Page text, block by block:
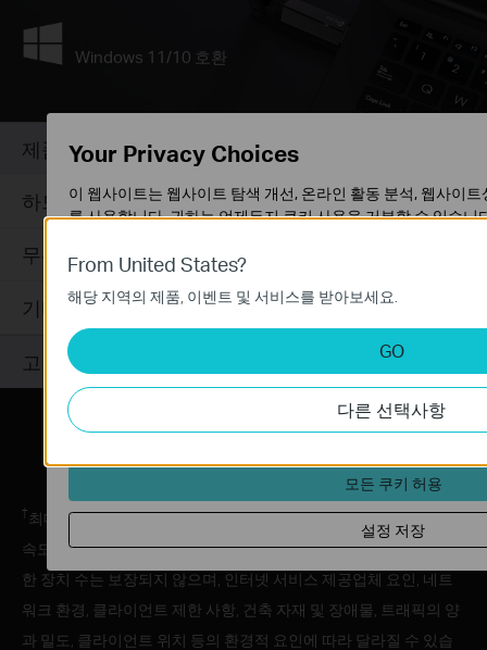
Windows 11/10 호환
제품 사양
하드웨어 사양
무선 기능
기타
고객지원
† 최대 무선 신호 속도는 IEEE 표준 802.11 사양에서 파생된 물리적
속도입니다. 실제 무선 데이터 처리량, 무선 커버리지 및 연결 가능
한 장치 수는 보장되지 않으며, 인터넷 서비스 제공업체 요인, 네트
워크 환경, 클라이언트 제한 사항, 건축 자재 및 장애물, 트래픽의 양
과 밀도, 클라이언트 위치 등의 환경적 요인에 따라 달라질 수 있습
From United States?
해당 지역의 제품, 이벤트 및 서비스를 받아보세요.
GO
다른 선택사항
Your Privacy Choices
이 웹사이트는 웹사이트 탐색 개선, 온라인 활동 분석, 웹사이
를 사용합니다. 귀하는 언제든지 쿠키 사용을 거부할 수 있습니
기본 쿠키
이 쿠키는 웹사이트가 작동하는 데 필요하며 사용자의 시스템
분석 및 마케팅 쿠키
분석 쿠키는 웹사이트의 기능을 개선하고 조정하기 위해 웹사
데 사용하는 쿠키입니다.
마케팅 쿠키는 귀하의 관심사에 대한 프로필을 생성하고 다른
위해 당사의 광고 파트너가 당사 웹사이트를 통해 설정할 수 있
모든 쿠키 허용
설정 저장